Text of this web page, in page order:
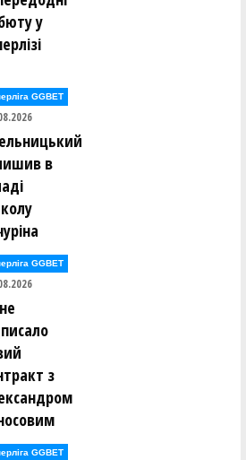
ім.ЛІТВАКА Б.Д. (Одеса) 11, )
у
GGBET
в
GGBET
з
GGBET